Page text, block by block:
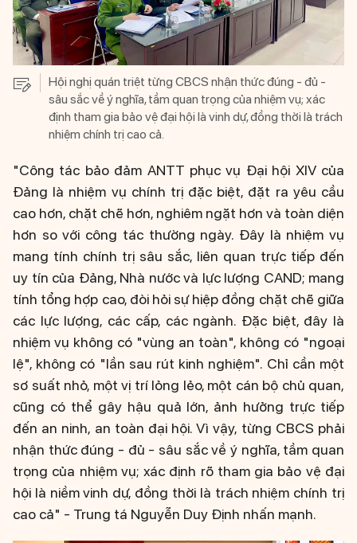
Hội nghị quán triệt từng CBCS nhận thức đúng - đủ -
sâu sắc về ý nghĩa, tầm quan trọng của nhiệm vụ; xác
định tham gia bảo vệ đại hội là vinh dự, đồng thời là trách
nhiệm chính trị cao cả.
"Công tác bảo đảm ANTT phục vụ Đại hội XIV của
Đảng là nhiệm vụ chính trị đặc biệt, đặt ra yêu cầu
cao hơn, chặt chẽ hơn, nghiêm ngặt hơn và toàn diện
hơn so với công tác thường ngày. Đây là nhiệm vụ
mang tính chính trị sâu sắc, liên quan trực tiếp đến
uy tín của Đảng, Nhà nước và lực lượng CAND; mang
tính tổng hợp cao, đòi hỏi sự hiệp đồng chặt chẽ giữa
các lực lượng, các cấp, các ngành. Đặc biệt, đây là
nhiệm vụ không có "vùng an toàn", không có "ngoại
lệ", không có "lần sau rút kinh nghiệm". Chỉ cần một
sơ suất nhỏ, một vị trí lỏng lẻo, một cán bộ chủ quan,
cũng có thể gây hậu quả lớn, ảnh hưởng trực tiếp
đến an ninh, an toàn đại hội. Vì vậy, từng CBCS phải
nhận thức đúng - đủ - sâu sắc về ý nghĩa, tầm quan
trọng của nhiệm vụ; xác định rõ tham gia bảo vệ đại
hội là niềm vinh dự, đồng thời là trách nhiệm chính trị
cao cả" - Trung tá Nguyễn Duy Định nhấn mạnh.